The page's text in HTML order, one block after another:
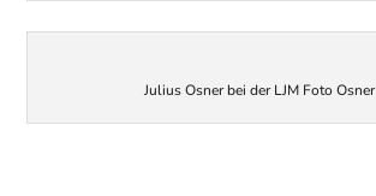
Julius Osner bei der LJM Foto Osner